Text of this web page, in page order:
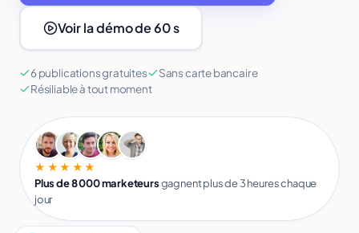
Voir la démo de 60 s
6 publications gratuites
Sans carte bancaire
Résiliable à tout moment
★★★★★
Plus de 8 000 marketeursgagnent plus de 3 heures chaque
jour